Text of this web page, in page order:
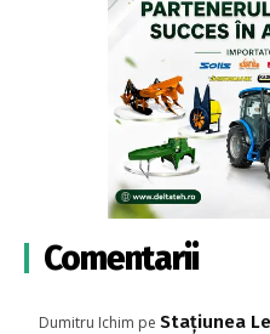
Comentarii
Dumitru Ichim pe Stațiunea